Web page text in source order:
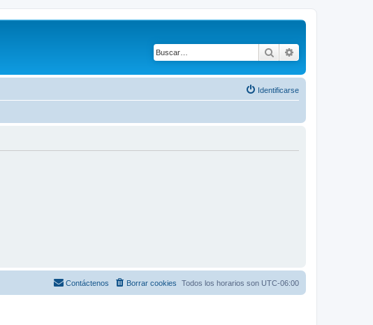
Buscar
Identificarse
Todos los horarios son UTC-06:00
Borrar cookies
Contáctenos